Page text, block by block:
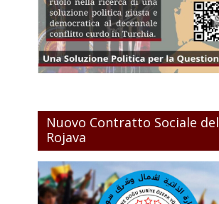
Nuovo Contratto Sociale del
Rojava